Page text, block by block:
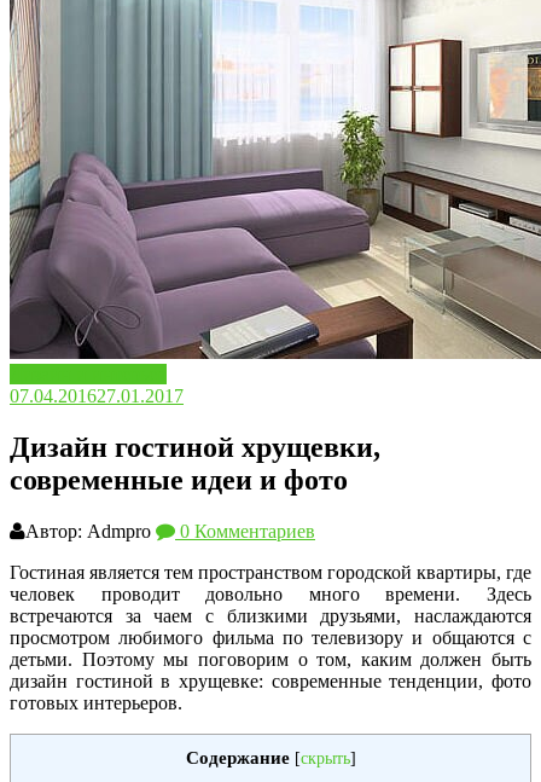
07.04.201627.01.2017
Дизайн гостиной хрущевки,
современные идеи и фото
Автор: Admpro
0 Комментариев
Гостиная является тем пространством городской квартиры, где
человек проводит довольно много времени. Здесь
встречаются за чаем с близкими друзьями, наслаждаются
просмотром любимого фильма по телевизору и общаются с
детьми. Поэтому мы поговорим о том, каким должен быть
дизайн гостиной в хрущевке: современные тенденции, фото
готовых интерьеров.
Содержание [скрыть]